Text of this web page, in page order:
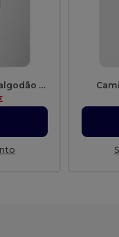
Camiseta masculina 100% algodão Ultra-T